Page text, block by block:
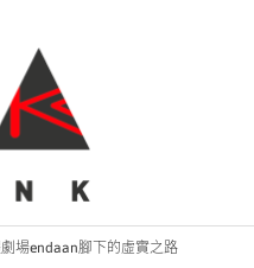
場endaan腳下的虛實之路